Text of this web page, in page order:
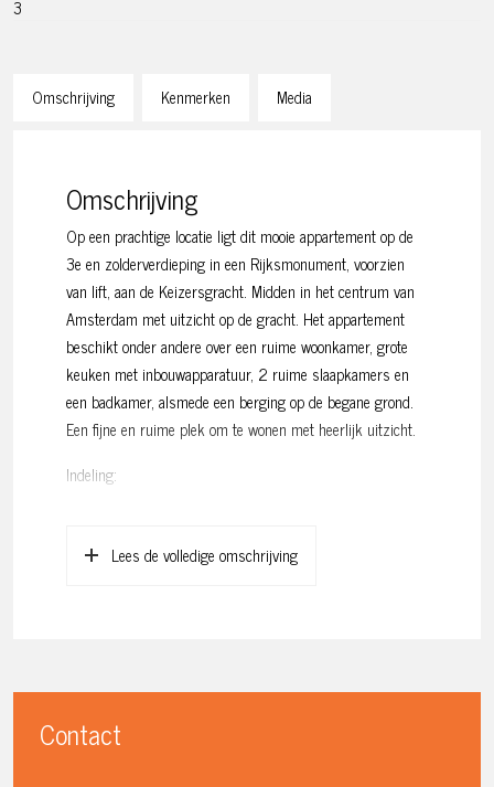
Omschrijving Kenmerken Media
Omschrijving
Op een prachtige locatie ligt dit mooie appartement op de
3e en zolderverdieping in een Rijksmonument, voorzien
van lift, aan de Keizersgracht. Midden in het centrum van
Amsterdam met uitzicht op de gracht. Het appartement
beschikt onder andere over een ruime woonkamer, grote
keuken met inbouwapparatuur, 2 ruime slaapkamers en
een badkamer, alsmede een berging op de begane grond.
Een fijne en ruime plek om te wonen met heerlijk uitzicht.
Indeling:
trap of lift naar de 3e verdieping. Entree in het
achterzijde. De keuken is voorzien van inbouwapparatuur,
Lees de volledige omschrijving
Contact
3